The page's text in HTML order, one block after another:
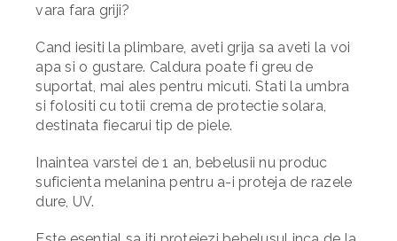
vara fara griji?
Cand iesiti la plimbare, aveti grija sa aveti la voi
apa si o gustare. Caldura poate fi greu de
suportat, mai ales pentru micuti. Stati la umbra
si folositi cu totii crema de protectie solara,
destinata fiecarui tip de piele.
Inaintea varstei de 1 an, bebelusii nu produc
suficienta melanina pentru a-i proteja de razele
dure, UV.